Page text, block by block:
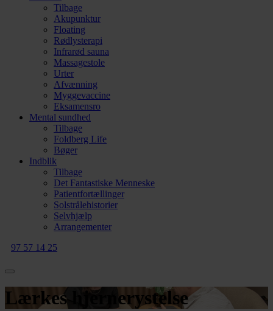
Tilbage
Akupunktur
Floating
Rødlysterapi
Infrarød sauna
Massagestole
Urter
Afvænning
Myggevaccine
Eksamensro
Mental sundhed
Tilbage
Foldberg Life
Bøger
Indblik
Tilbage
Det Fantastiske Menneske
Patientfortællinger
Solstrålehistorier
Selvhjælp
Arrangementer
97 57 14 25
Lærkes hjernerystelse